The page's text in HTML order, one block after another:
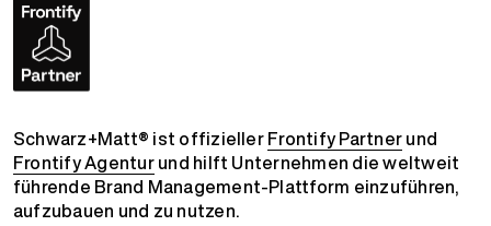
Schwarz+Matt® ist offiziellerFrontify Partnerund
Frontify Agenturund hilft Unternehmen die weltweit
führende Brand Management-Plattform einzuführen,
aufzubauen und zu nutzen.